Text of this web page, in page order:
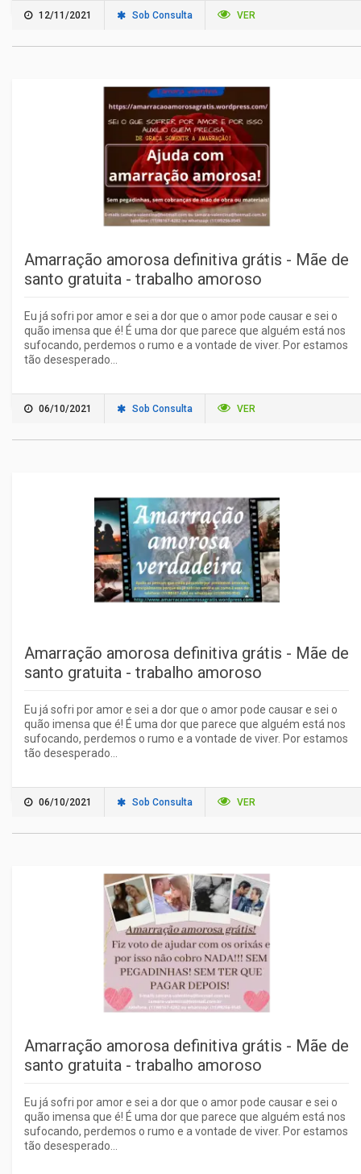
12/11/2021 Sob Consulta VER
Amarração amorosa definitiva grátis - Mãe de
santo gratuita - trabalho amoroso
Eu já sofri por amor e sei a dor que o amor pode causar e sei o
quão imensa que é! É uma dor que parece que alguém está nos
sufocando, perdemos o rumo e a vontade de viver. Por estamos
tão desesperado...
06/10/2021 Sob Consulta VER
Amarração amorosa definitiva grátis - Mãe de
santo gratuita - trabalho amoroso
Eu já sofri por amor e sei a dor que o amor pode causar e sei o
quão imensa que é! É uma dor que parece que alguém está nos
sufocando, perdemos o rumo e a vontade de viver. Por estamos
tão desesperado...
06/10/2021 Sob Consulta VER
Amarração amorosa definitiva grátis - Mãe de
santo gratuita - trabalho amoroso
Eu já sofri por amor e sei a dor que o amor pode causar e sei o
quão imensa que é! É uma dor que parece que alguém está nos
sufocando, perdemos o rumo e a vontade de viver. Por estamos
tão desesperado...